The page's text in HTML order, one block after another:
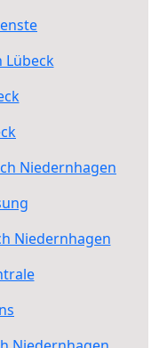
Lübeck
Niedernhagen
Niedernhagen